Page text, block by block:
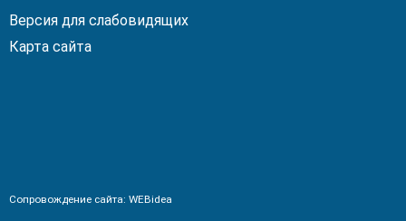
Версия для слабовидящих
Карта сайта
Сопровождение сайта: WEBidea